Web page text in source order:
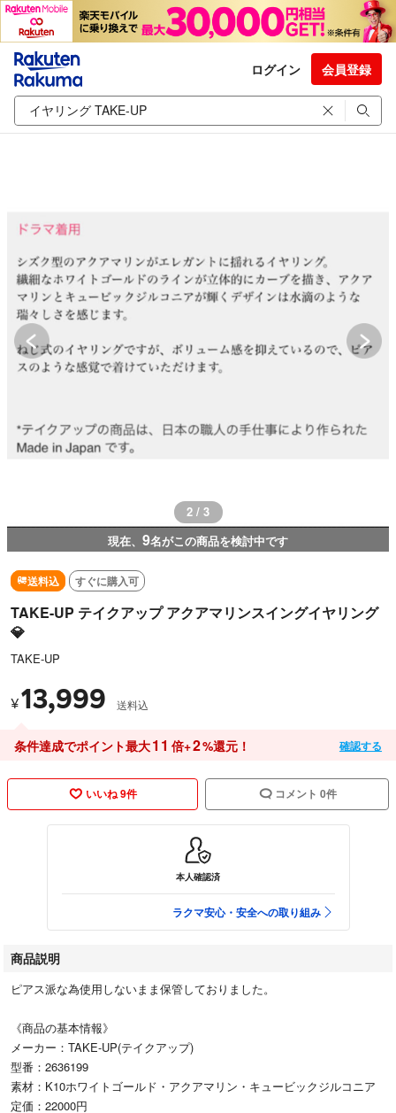
ログイン 会員登録
2 / 3
現在、 9名がこの商品を検討中です
送料込 すぐに購入可
TAKE-UP テイクアップ アクアマリンスイングイヤリング
💎
TAKE-UP
¥13,999 送料込
条件達成でポイント最大11 倍+2%還元！ 確認する
いいね 9件 コメント 0件
本人確認済
ラクマ安心・安全への取り組み
商品説明
ピアス派な為使用しないまま保管しておりました。
《商品の基本情報》
メーカー：TAKE-UP(テイクアップ)
型番：2636199
素材：K10ホワイトゴールド・アクアマリン・キュービックジルコニア
定価：22000円